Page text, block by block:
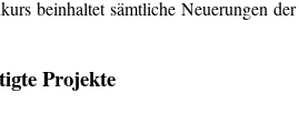
beinhaltet sämtliche Neuerungen
Projekte